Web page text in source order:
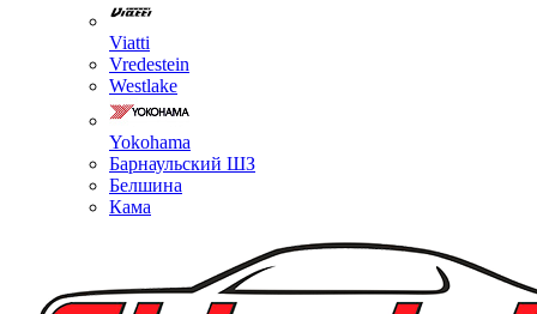
Viatti
Vredestein
Westlake
Yokohama
Барнаульский ШЗ
Белшина
Кама